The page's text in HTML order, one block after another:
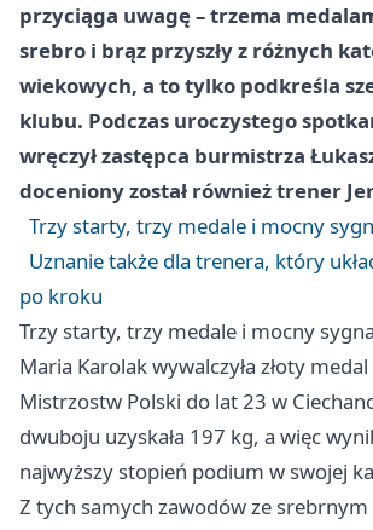
przyciąga uwagę – trzema
srebro i brąz przyszły z różnych
wiekowych, a to tylko podkreśla
klubu. Podczas uroczystego
wręczył zastępca burmistrza
doceniony został również trener
Trzy starty, trzy medale i mocny
Uznanie także dla trenera, który
po kroku
Trzy starty, trzy medale i mocny
Maria Karolak wywalczyła złoty
Mistrzostw Polski do lat 23 w
dwuboju uzyskała 197 kg, a więc
najwyższy stopień podium w swojej
Z tych samych zawodów ze